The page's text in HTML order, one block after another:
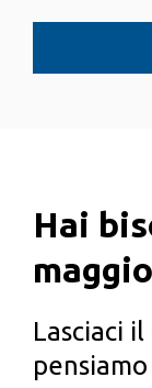
Hai
Lasciaci